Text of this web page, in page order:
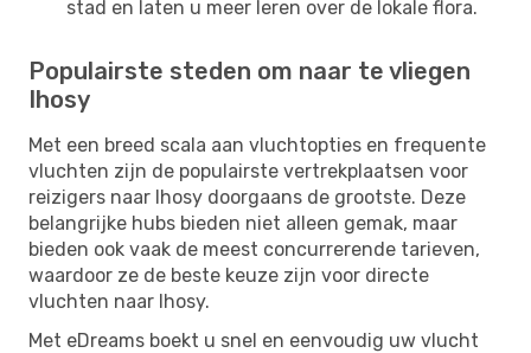
stad en laten u meer leren over de lokale flora.
Populairste steden om naar te vliegen
Ihosy
Met een breed scala aan vluchtopties en frequente
vluchten zijn de populairste vertrekplaatsen voor
reizigers naar Ihosy doorgaans de grootste. Deze
belangrijke hubs bieden niet alleen gemak, maar
bieden ook vaak de meest concurrerende tarieven,
waardoor ze de beste keuze zijn voor directe
vluchten naar Ihosy.
Met eDreams boekt u snel en eenvoudig uw vlucht